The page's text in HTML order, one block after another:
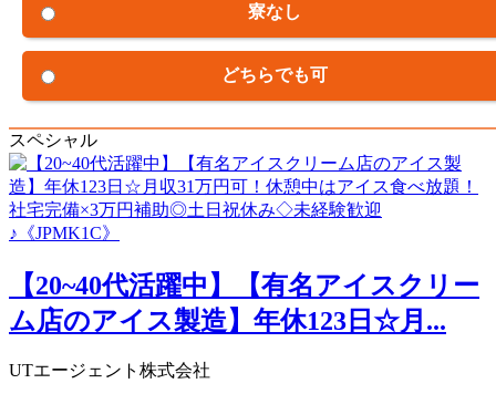
寮なし
どちらでも可
スペシャル
【20~40代活躍中】【有名アイスクリー
ム店のアイス製造】年休123日☆月...
UTエージェント株式会社